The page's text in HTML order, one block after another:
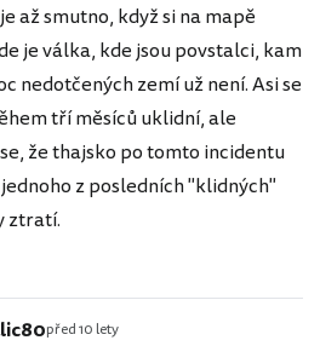
až smutno, když si na mapě
je válka, kde jsou povstalci, kam
nedotčených zemí už není. Asi se
tří měsíců uklidní, ale
že thajsko po tomto incidentu
z posledních "klidných"
ztratí.
před 10 lety